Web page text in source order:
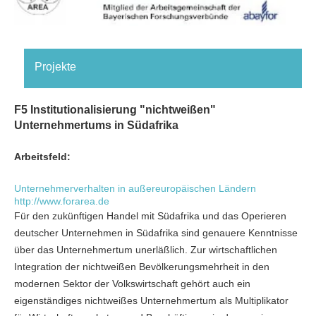
Projekte
F5 Institutionalisierung "nichtweißen"
Unternehmertums in Südafrika
Arbeitsfeld:
Unternehmerverhalten in außereuropäischen Ländern
http://www.forarea.de
Für den zukünftigen Handel mit Südafrika und das Operieren
deutscher Unternehmen in Südafrika sind genauere Kenntnisse
über das Unternehmertum unerläßlich. Zur wirtschaftlichen
Integration der nichtweißen Bevölkerungsmehrheit in den
modernen Sektor der Volkswirtschaft gehört auch ein
eigenständiges nichtweißes Unternehmertum als Multiplikator